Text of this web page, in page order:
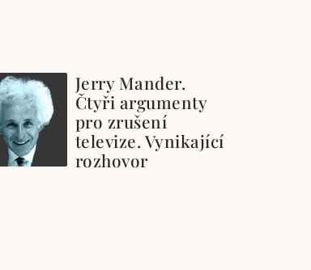
Jerry Mander.
Čtyři argumenty
pro zrušení
televize. Vynikající
rozhovor